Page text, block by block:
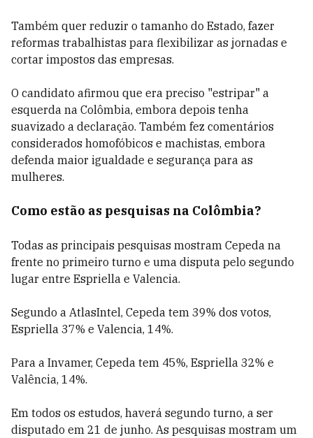
Também quer reduzir o tamanho do Estado, fazer
reformas trabalhistas para flexibilizar as jornadas e
cortar impostos das empresas.
O candidato afirmou que era preciso "estripar" a
esquerda na Colômbia, embora depois tenha
suavizado a declaração. Também fez comentários
considerados homofóbicos e machistas, embora
defenda maior igualdade e segurança para as
mulheres.
Como estão as pesquisas na Colômbia?
Todas as principais pesquisas mostram Cepeda na
frente no primeiro turno e uma disputa pelo segundo
lugar entre Espriella e Valencia.
Segundo a AtlasIntel, Cepeda tem 39% dos votos,
Espriella 37% e Valencia, 14%.
Para a Invamer, Cepeda tem 45%, Espriella 32% e
Valência, 14%.
Em todos os estudos, haverá segundo turno, a ser
disputado em 21 de junho. As pesquisas mostram um